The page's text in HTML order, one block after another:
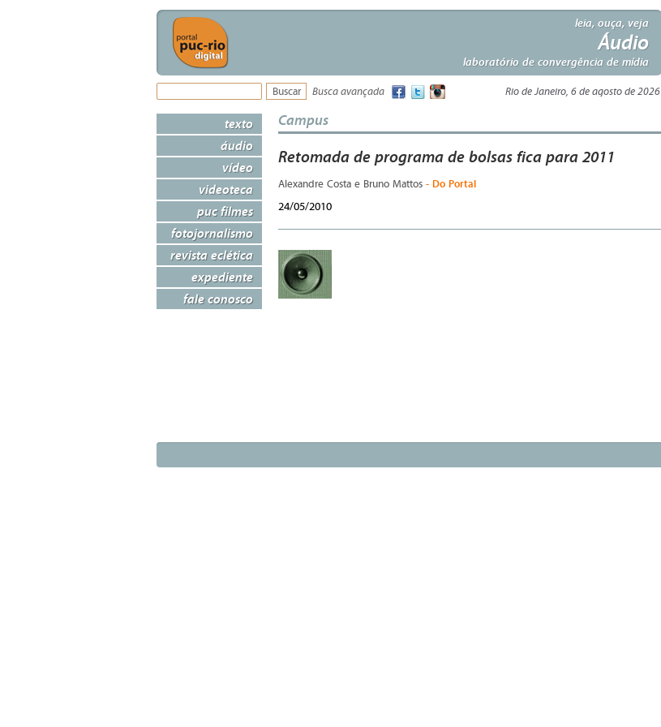
leia, ouça, veja
Áudio
laboratório de convergência de mídia
Busca avançada Rio de Janeiro, 6 de agosto de 2026
texto
áudio
vídeo
videoteca
puc filmes
fotojornalismo
revista eclética
expediente
fale conosco
Campus
Retomada de programa de bolsas fica para 2011
Alexandre Costa e Bruno Mattos - Do Portal
24/05/2010